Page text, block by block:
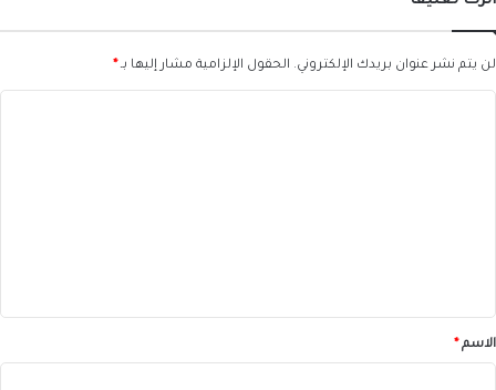
لن يتم نشر عنوان بريدك الإلكتروني. الحقول الإلزامية مشار إليها بـ *
*الاسم *